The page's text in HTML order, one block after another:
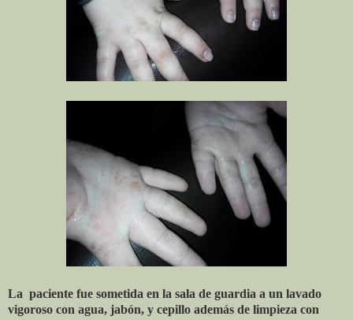
La paciente fue sometida en la sala de guardia a un lavado
vigoroso con agua, jabón, y cepillo además de limpieza con